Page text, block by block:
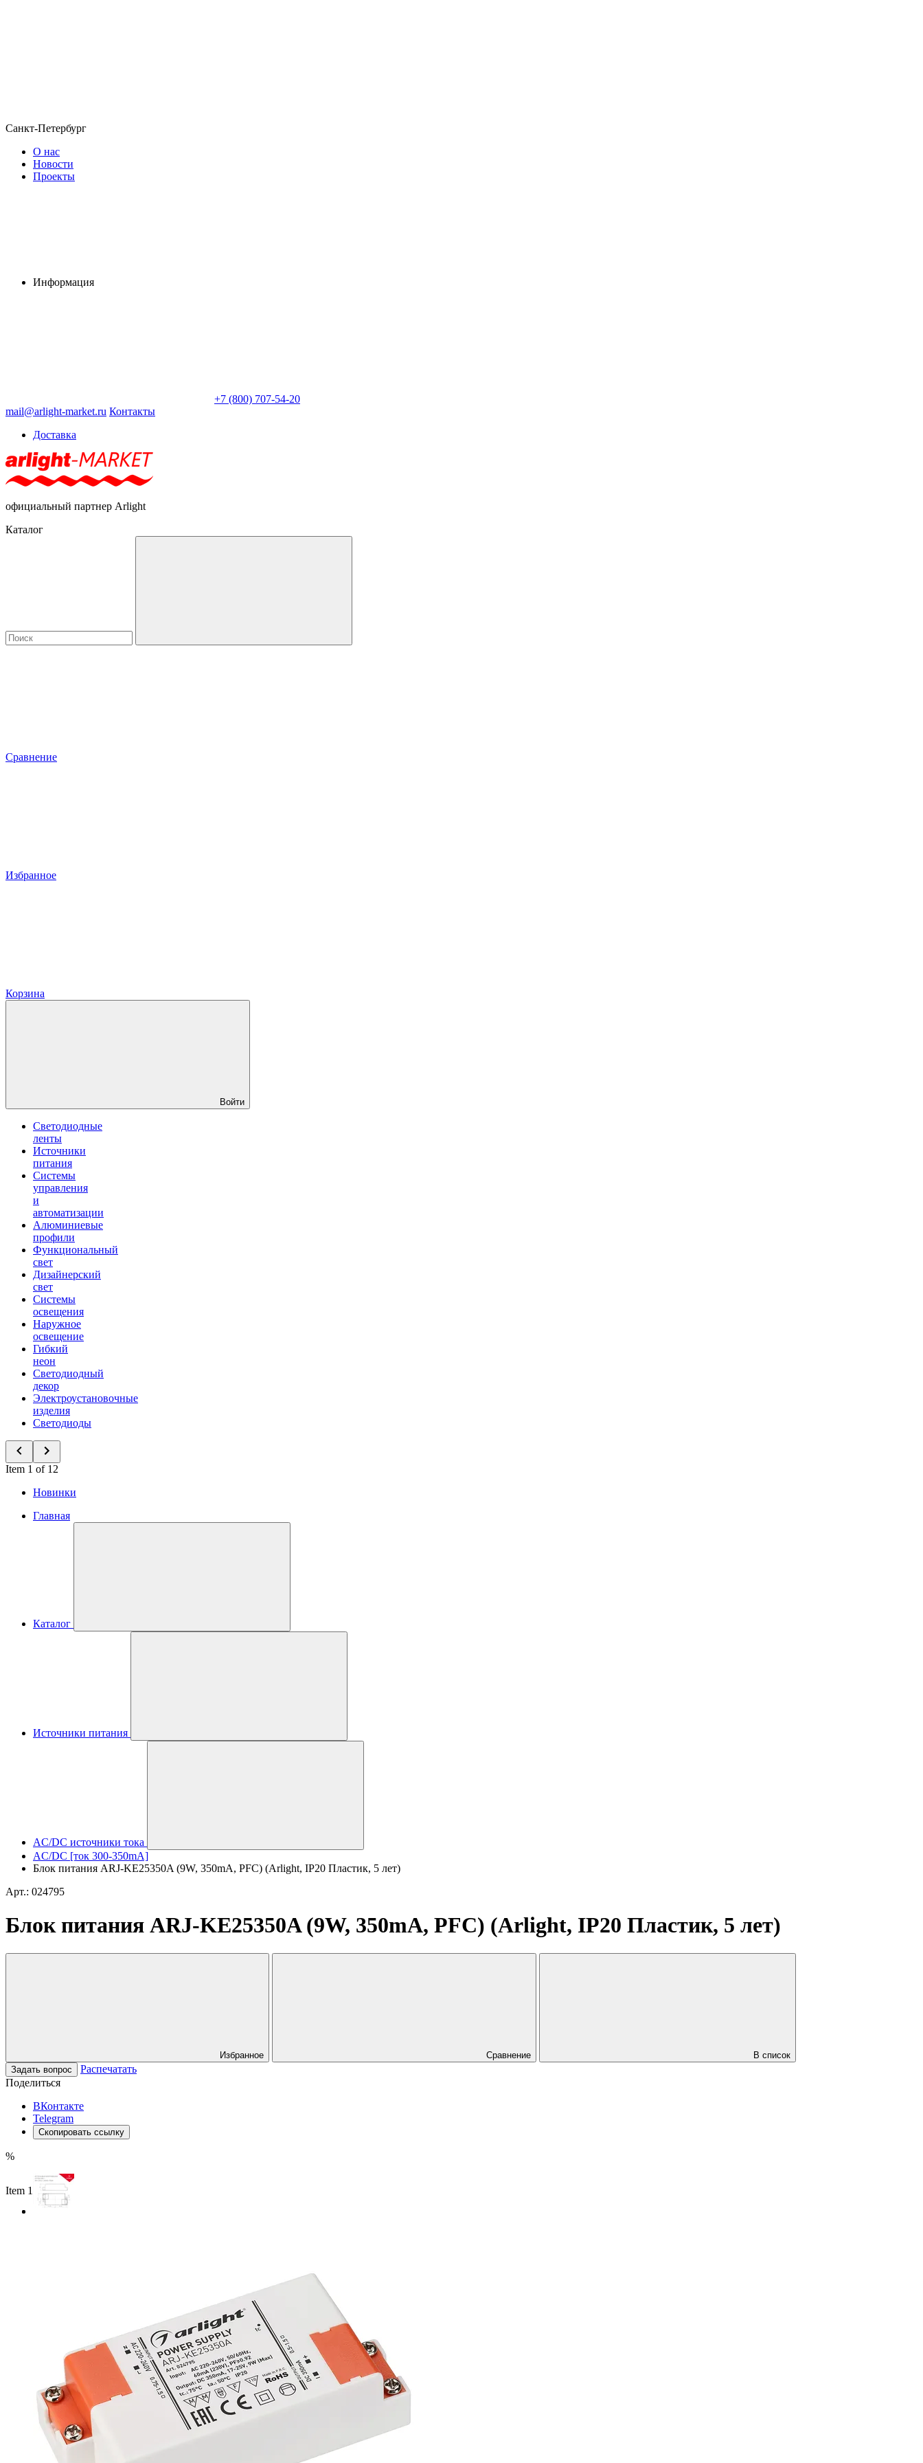
Санкт-Петербург
О нас
Новости
Проекты
Информация
+7 (800) 707-54-20
mail@arlight-market.ru Контакты
Доставка
официальный партнер Arlight
Каталог
Сравнение
Избранное
Корзина
Войти
Светодиодные
ленты
Источники
питания
Системы
управления
и
автоматизации
Алюминиевые
профили
Функциональный
свет
Дизайнерский
свет
Системы
освещения
Наружное
освещение
Гибкий
неон
Светодиодный
декор
Электроустановочные
изделия
Светодиоды
Item 1 of 12
Новинки
Главная
Каталог
Источники питания
AC/DC источники тока
AC/DC [ток 300-350mA]
Блок питания ARJ-KE25350A (9W, 350mA, PFC) (Arlight, IP20 Пластик, 5 лет)
Арт.: 024795
Блок питания ARJ-KE25350A (9W, 350mA, PFC) (Arlight, IP20 Пластик, 5 лет)
Избранное Сравнение
В список
Задать вопрос
Распечатать
Поделиться
ВКонтакте
Telegram
Скопировать ссылку
%
Item 1 of 2